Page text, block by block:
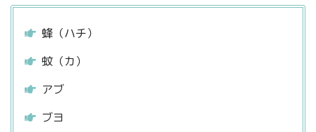
蜂（ハチ）
蚊（カ）
アブ
ブヨ